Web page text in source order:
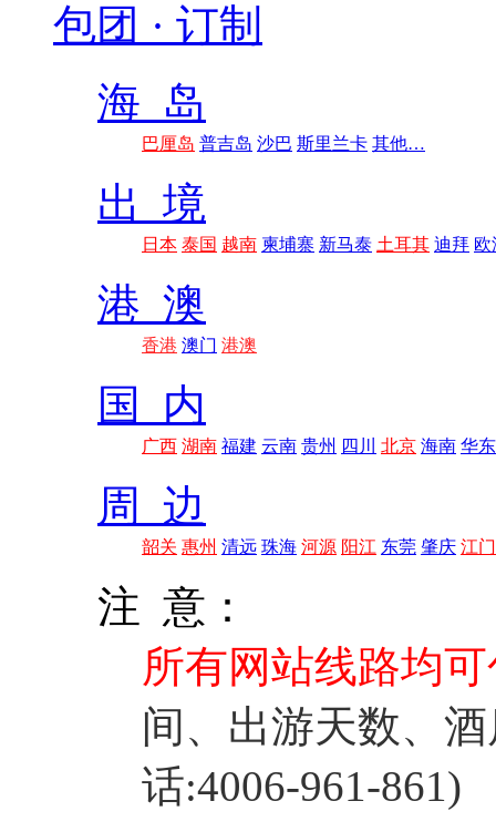
包团 · 订制
海 岛
巴厘岛 普吉岛 沙巴 斯里兰卡 其他…
出 境
日本 泰国 越南 柬埔寨 新马泰 土耳其 迪拜 欧
港 澳
香港 澳门 港澳
国 内
广西 湖南 福建 云南 贵州 四川 北京 海南 华东
周 边
韶关 惠州 清远 珠海 河源 阳江 东莞 肇庆 江门
注 意：
所有网站线路均
间、出游天数、
话:4006-961-861)